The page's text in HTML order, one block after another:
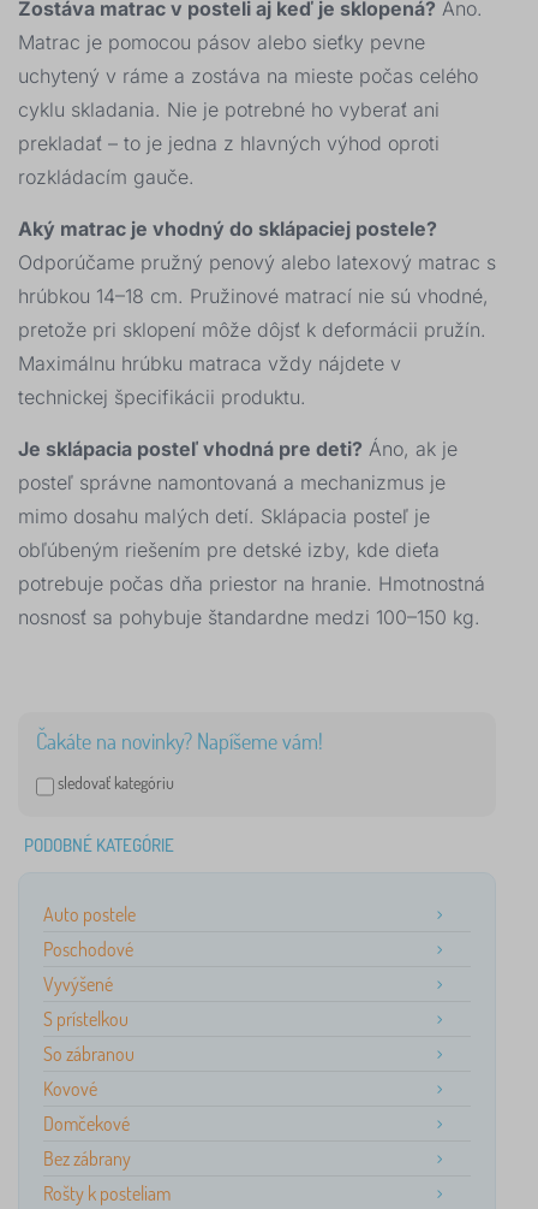
Zostáva matrac v posteli aj keď je sklopená? Áno.
Matrac je pomocou pásov alebo sieťky pevne
uchytený v ráme a zostáva na mieste počas celého
cyklu skladania. Nie je potrebné ho vyberať ani
prekladať – to je jedna z hlavných výhod oproti
rozkládacím gauče.
Aký matrac je vhodný do sklápaciej postele?
Odporúčame pružný penový alebo latexový matrac s
hrúbkou 14–18 cm. Pružinové matrací nie sú vhodné,
pretože pri sklopení môže dôjsť k deformácii pružín.
Maximálnu hrúbku matraca vždy nájdete v
technickej špecifikácii produktu.
Je sklápacia posteľ vhodná pre deti? Áno, ak je
posteľ správne namontovaná a mechanizmus je
mimo dosahu malých detí. Sklápacia posteľ je
obľúbeným riešením pre detské izby, kde dieťa
potrebuje počas dňa priestor na hranie. Hmotnostná
nosnosť sa pohybuje štandardne medzi 100–150 kg.
Čakáte na novinky? Napíšeme vám!
sledovať kategóriu
PODOBNÉ KATEGÓRIE
Auto postele
Poschodové
Vyvýšené
S prístelkou
So zábranou
Kovové
Domčekové
Bez zábrany
Rošty k posteliam